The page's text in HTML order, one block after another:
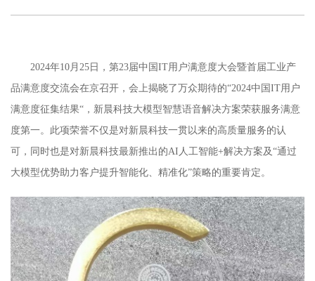
2024年10月25日，第23届中国IT用户满意度大会暨首届工业产
品满意度交流会在京召开，会上揭晓了万众期待的“2024中国IT用户
满意度征集结果“，新晨科技大模型智慧语音解决方案荣获服务满意
度第一。此项荣誉不仅是对新晨科技一贯以来的高质量服务的认
可，同时也是对新晨科技最新推出的AI人工智能+解决方案及“通过
大模型优势助力客户提升智能化、精准化”策略的重要肯定。